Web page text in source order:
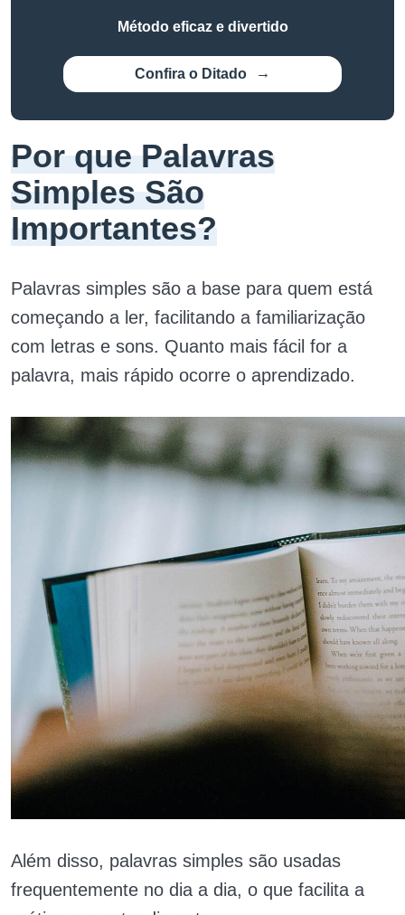
Método eficaz e divertido
Confira o Ditado
Por que Palavras
Simples São
Importantes?
Palavras simples são a base para quem está
começando a ler, facilitando a familiarização
com letras e sons. Quanto mais fácil for a
palavra, mais rápido ocorre o aprendizado.
Além disso, palavras simples são usadas
frequentemente no dia a dia, o que facilita a